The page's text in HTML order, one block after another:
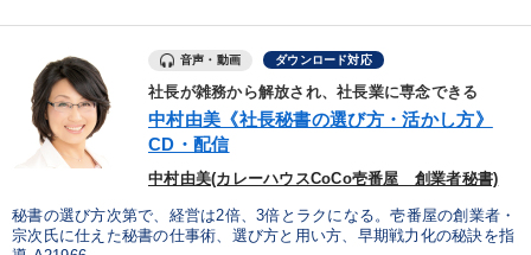
音声・動画 ダウンロード対応
社長が雑務から解放され、社長業に専念できる
中村由美《社長秘書の選び方・活かし方》
CD・配信
中村由美(カレーハウスCoCo壱番屋 創業者秘書)
秘書の選び方次第で、経営は2倍、3倍とラクになる。壱番屋の創業者・
宗次氏に仕えた秘書の仕事術、選び方と用い方、早期戦力化の秘訣を指